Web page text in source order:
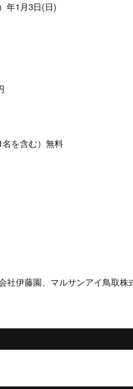
年1月3日(日)
を含む）無料
社伊藤園、マルサンアイ鳥取株